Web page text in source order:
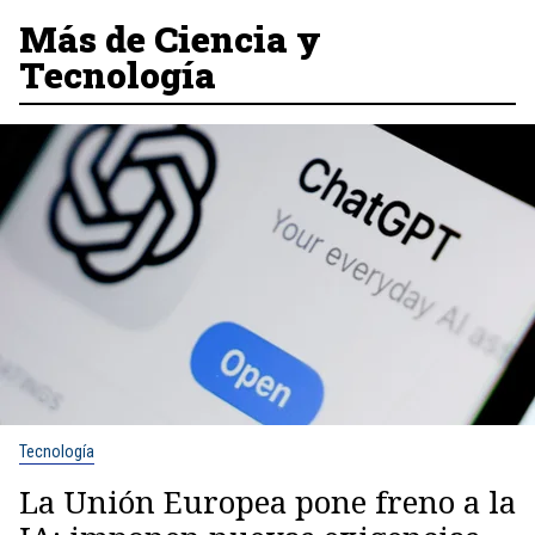
Más de Ciencia y
Tecnología
Tecnología
La Unión Europea pone freno a la